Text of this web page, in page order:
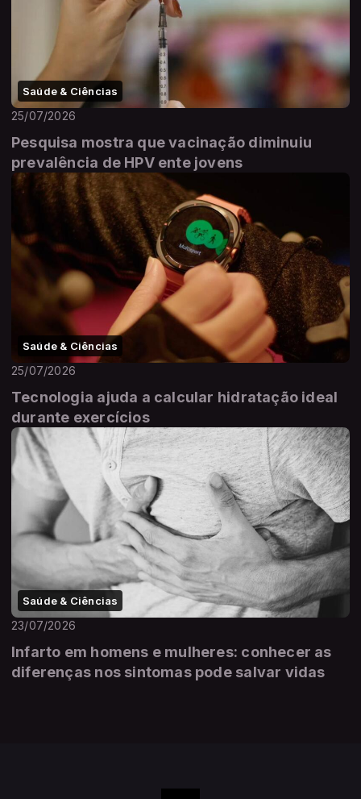
Saúde & Ciências
25/07/2026
Pesquisa mostra que vacinação diminuiu
prevalência de HPV ente jovens
Saúde & Ciências
25/07/2026
Tecnologia ajuda a calcular hidratação ideal
durante exercícios
Saúde & Ciências
23/07/2026
Infarto em homens e mulheres: conhecer as
diferenças nos sintomas pode salvar vidas